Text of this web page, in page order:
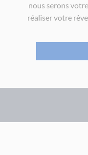
nous serons
réaliser votre